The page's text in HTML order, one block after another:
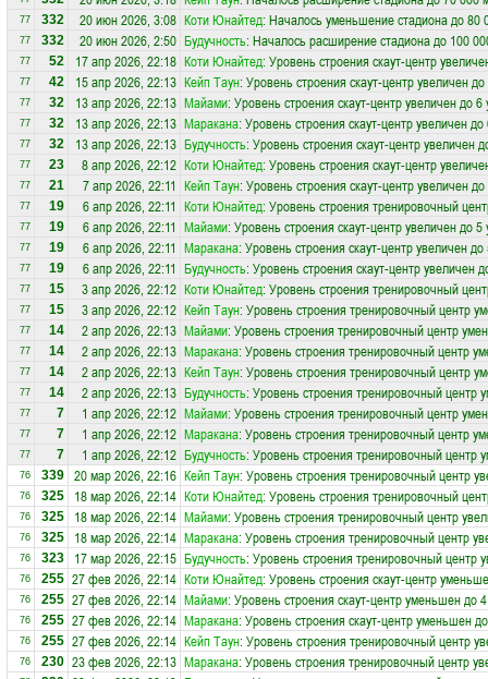
77 332 20 июн 2026, 3:08 Коти Юнайтед: Началось уменьшение стадиона до 80
77 332 20 июн 2026, 2:50 Будучность: Началось расширение стадиона до 100
77 52 17 апр 2026, 22:18 Коти Юнайтед: Уровень строения скаут-центр
77 42 15 апр 2026, 22:13 Кейп Таун: Уровень строения скаут-центр увеличен
77 32 13 апр 2026, 22:13 Майами: Уровень строения скаут-центр увеличен до 6
77 32 13 апр 2026, 22:13 Маракана: Уровень строения скаут-центр увеличен
77 32 13 апр 2026, 22:13 Будучность: Уровень строения скаут-центр увеличен
77 23 8 апр 2026, 22:12 Коти Юнайтед: Уровень строения скаут-центр
77 21 7 апр 2026, 22:11 Кейп Таун: Уровень строения скаут-центр увеличен
77 19 6 апр 2026, 22:11 Коти Юнайтед: Уровень строения тренировочный
77 19 6 апр 2026, 22:11 Майами: Уровень строения скаут-центр увеличен до 5
77 19 6 апр 2026, 22:11 Маракана: Уровень строения скаут-центр увеличен
77 19 6 апр 2026, 22:11 Будучность: Уровень строения скаут-центр увеличен
77 15 3 апр 2026, 22:12 Коти Юнайтед: Уровень строения тренировочный
77 15 3 апр 2026, 22:12 Кейп Таун: Уровень строения тренировочный центр
77 14 2 апр 2026, 22:13 Майами: Уровень строения тренировочный центр
77 14 2 апр 2026, 22:13 Маракана: Уровень строения тренировочный центр
77 14 2 апр 2026, 22:13 Кейп Таун: Уровень строения тренировочный центр
77 14 2 апр 2026, 22:13 Будучность: Уровень строения тренировочный центр
77 7 1 апр 2026, 22:12 Майами: Уровень строения тренировочный центр
77 7 1 апр 2026, 22:12 Маракана: Уровень строения тренировочный центр
77 7 1 апр 2026, 22:12 Будучность: Уровень строения тренировочный центр
76 339 20 мар 2026, 22:16 Кейп Таун: Уровень строения тренировочный центр
76 325 18 мар 2026, 22:14 Коти Юнайтед: Уровень строения тренировочный
76 325 18 мар 2026, 22:14 Майами: Уровень строения тренировочный центр
76 325 18 мар 2026, 22:14 Маракана: Уровень строения тренировочный центр
76 323 17 мар 2026, 22:15 Будучность: Уровень строения тренировочный центр
76 255 27 фев 2026, 22:14 Коти Юнайтед: Уровень строения скаут-центр
76 255 27 фев 2026, 22:14 Майами: Уровень строения скаут-центр уменьшен до
76 255 27 фев 2026, 22:14 Маракана: Уровень строения скаут-центр уменьшен
76 255 27 фев 2026, 22:14 Кейп Таун: Уровень строения тренировочный центр
76 230 23 фев 2026, 22:13 Маракана: Уровень строения тренировочный центр